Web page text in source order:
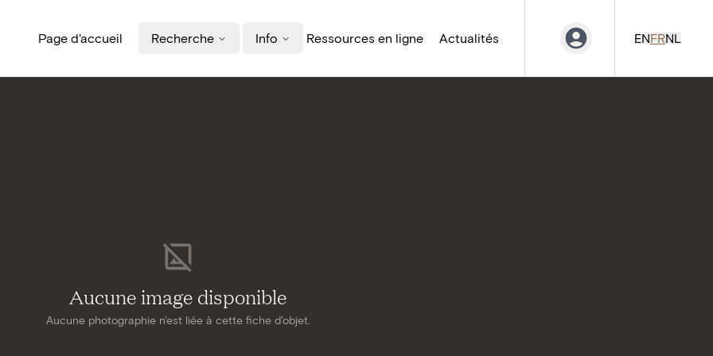
Page d'accueil Recherche Info Ressources en ligne Actualités ENFRNL
Aucune image disponible
Aucune photographie n'est liée à cette fiche d'objet.